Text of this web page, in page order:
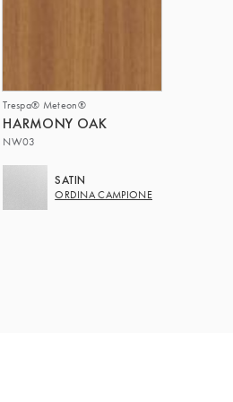
Trespa® Meteon®
HARMONY OAK
NW03
SATIN
ORDINA CAMPIONE